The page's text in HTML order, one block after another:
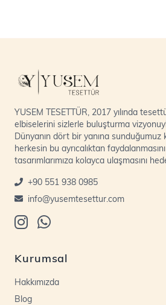
YUSEM TESETTÜR, 2017 yılında
elbiselerini sizlerle buluşturma
Dünyanın dört bir yanına sunduğumuz
herkesin bu ayrıcalıktan
tasarımlarımıza kolayca ulaşmasını
+90 551 938 0985
info@yusemtesettur.com
Kurumsal
Hakkımızda
Blog